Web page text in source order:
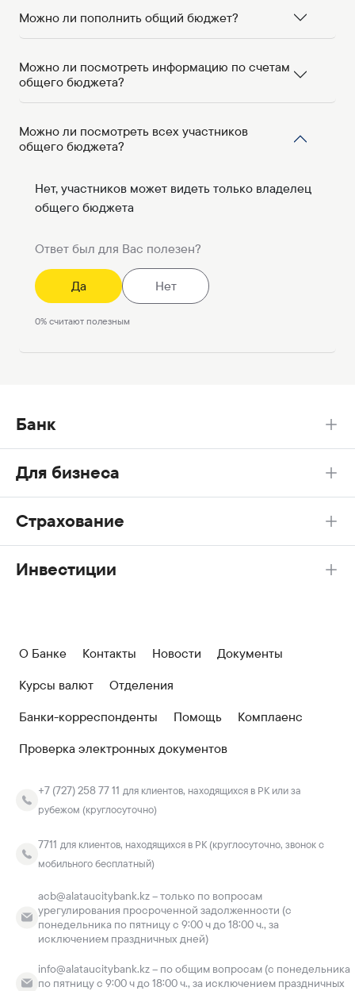
Можно ли пополнить общий бюджет?
Можно ли посмотреть информацию по счетам
общего бюджета?
Можно ли посмотреть всех участников
общего бюджета?
Нет, участников может видеть только владелец
общего бюджета
Ответ был для Вас полезен?
Да Нет
0%считают полезным
Банк
Для бизнеса
Страхование
Инвестиции
О Банке Контакты Новости
Документы
Курсы валют
Отделения
Банки-корреспонденты
Помощь
Комплаенс
Проверка электронных документов
+7 (727) 258 77 11 для клиентов, находящихся в РК или за
рубежом (круглосуточно)
7711 для клиентов, находящихся в РК (круглосуточно, звонок с
мобильного бесплатный)
acb@alataucitybank.kz – только по вопросам
урегулирования просроченной задолженности (с
понедельника по пятницу с 9:00 ч до 18:00 ч., за
исключением праздничных дней)
info@alataucitybank.kz – по общим вопросам (с понедельника
по пятницу с 9:00 ч до 18:00 ч., за исключением праздничных